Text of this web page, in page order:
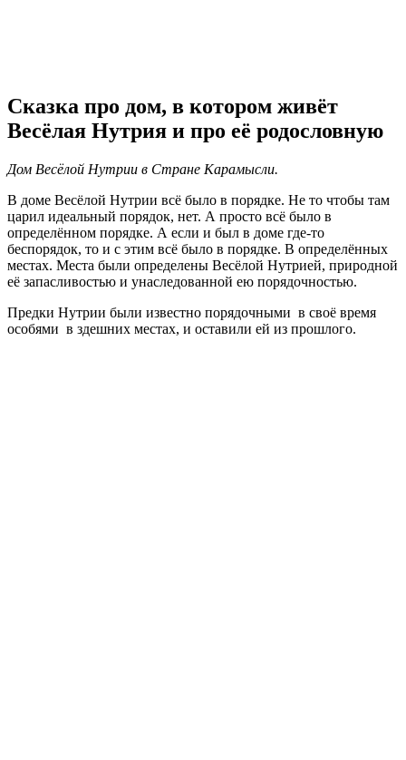
this
link
to
the
post.
Сказка про дом, в котором живёт
Весёлая Нутрия и про её родословную
Дом Весёлой Нутрии в Стране Карамысли.
В доме Весёлой Нутрии всё было в порядке. Не то чтобы там
царил идеальный порядок, нет. А просто всё было в
определённом порядке. А если и был в доме где-то
беспорядок, то и с этим всё было в порядке. В определённых
местах. Места были определены Весёлой Нутрией, природной
её запасливостью и унаследованной ею порядочностью.
Предки Нутрии были известно порядочными в своё время
особями в здешних местах, и оставили ей из прошлого.